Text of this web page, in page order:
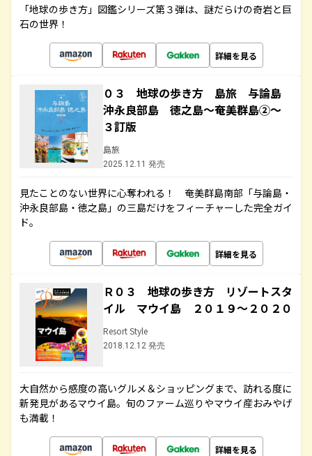
「地球の歩き方」図鑑シリーズ第３弾は、謎だらけの奇岩と巨
石の世界！
詳細を見る
０３ 地球の歩き方 島旅 与論島
沖永良部島 徳之島～奄美群島②～
３訂版
島旅
2025.12.11 発売
見たことのない世界に心奪われる！ 奄美群島南部「与論島・
沖永良部島・徳之島」の三島だけをフィーチャーした完全ガイ
ド。
詳細を見る
Ｒ０３ 地球の歩き方 リゾートスタ
イル マウイ島 ２０１９～２０２０
Resort Style
2018.12.12 発売
大自然から感度の高いグルメ＆ショッピングまで、訪れる度に
新発見があるマウイ島。旬のファーム巡りやマウイ産おみやげ
も満載！
詳細を見る